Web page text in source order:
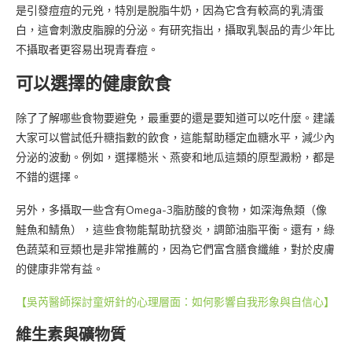
是引發痘痘的元兇，特別是脫脂牛奶，因為它含有較高的乳清蛋
白，這會刺激皮脂腺的分泌。有研究指出，攝取乳製品的青少年比
不攝取者更容易出現青春痘。
可以選擇的健康飲食
除了了解哪些食物要避免，最重要的還是要知道可以吃什麼。建議
大家可以嘗試低升糖指數的飲食，這能幫助穩定血糖水平，減少內
分泌的波動。例如，選擇糙米、燕麥和地瓜這類的原型澱粉，都是
不錯的選擇。
另外，多攝取一些含有Omega-3脂肪酸的食物，如深海魚類（像
鮭魚和鯖魚），這些食物能幫助抗發炎，調節油脂平衡。還有，綠
色蔬菜和豆類也是非常推薦的，因為它們富含膳食纖維，對於皮膚
的健康非常有益。
【吳芮醫師探討童妍針的心理層面：如何影響自我形象與自信心】
維生素與礦物質